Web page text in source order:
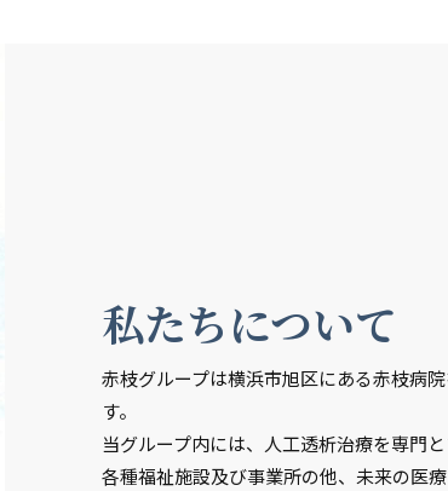
私たちについて
赤枝グループは横浜市旭区にある赤枝病
す。
当グループ内には、人工透析治療を専門
各種福祉施設及び事業所の他、未来の医